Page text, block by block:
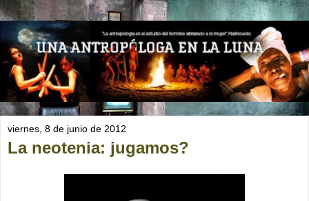
viernes, 8 de junio de 2012
La neotenia: jugamos?